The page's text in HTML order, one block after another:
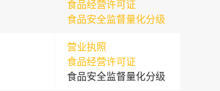
食品经营许可证
食品安全监督量化分级
营业执照
食品经营许可证
食品安全监督量化分级